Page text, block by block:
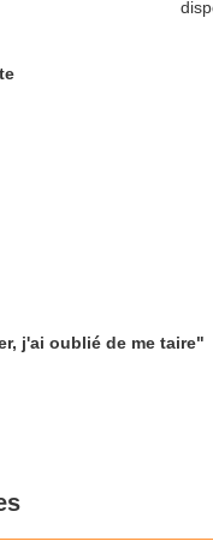
j'ai oublié de me taire"